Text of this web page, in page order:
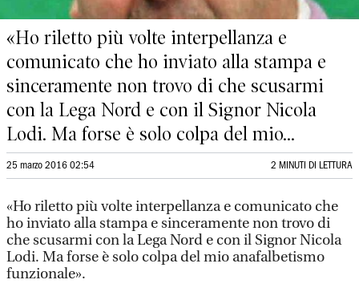
«Ho riletto più volte interpellanza e
comunicato che ho inviato alla stampa e
sinceramente non trovo di che scusarmi
con la Lega Nord e con il Signor Nicola
Lodi. Ma forse è solo colpa del mio...
25 marzo 2016 02:54 2 MINUTI DI LETTURA
«Ho riletto più volte interpellanza e comunicato che
ho inviato alla stampa e sinceramente non trovo di
che scusarmi con la Lega Nord e con il Signor Nicola
Lodi. Ma forse è solo colpa del mio anafalbetismo
funzionale».